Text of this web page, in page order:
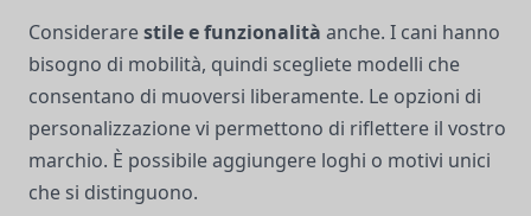
Considerarestile e funzionalità anche. I cani hanno
bisogno di mobilità, quindi scegliete modelli che
consentano di muoversi liberamente. Le opzioni di
personalizzazione vi permettono di riflettere il vostro
marchio. È possibile aggiungere loghi o motivi unici
che si distinguono.